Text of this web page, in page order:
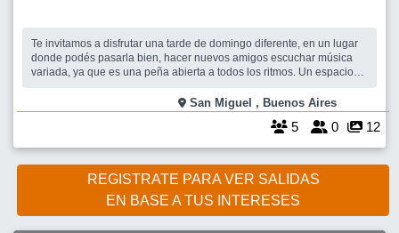
Te invitamos a disfrutar una tarde de domingo diferente, en un lugar
donde podés pasarla bien, hacer nuevos amigos escuchar música
variada, ya que es una peña abierta a todos los ritmos. Un espacio
familiar, podés cantar si querés, acompañado por la guitarra de Abel,
o llevar
San Miguel , Buenos Aires
5 0 12
REGISTRATE PARA VER SALIDAS
EN BASE A TUS INTERESES